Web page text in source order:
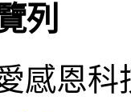
列
感恩科